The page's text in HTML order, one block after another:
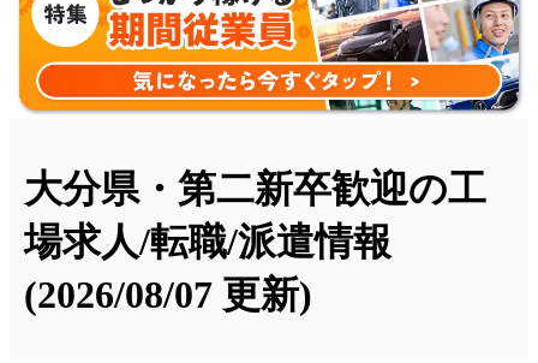
大分県・第二新卒歓迎の工
場求人/転職/派遣情報
(2026/08/07 更新)